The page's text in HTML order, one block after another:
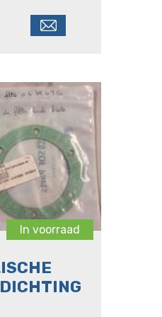
6 RVSHIFT
/ Series 6 W
In voorraad